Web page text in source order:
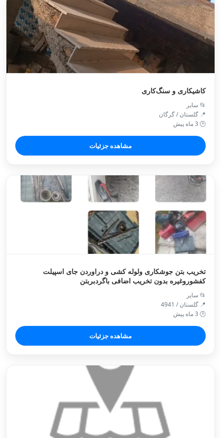
کاشیکاری و سنگ‌کاری
📂 سایر
📍 گلستان / گرگان
🕒 3 ماه پیش
مشاهده جزئیات
تخریب بتن جوشکاری ولوله کشی و دراوردن جای اسپیلت
کفشوروغیره بدون تخریب اضافی باگردبربتن
📂 سایر
📍 گلستان / 4941
🕒 3 ماه پیش
مشاهده جزئیات